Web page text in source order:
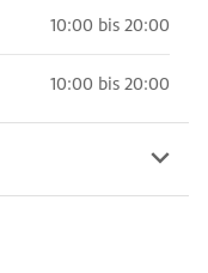
10:00 bis 20:00
10:00 bis 20:00